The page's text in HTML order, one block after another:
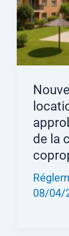
de la
08/04/